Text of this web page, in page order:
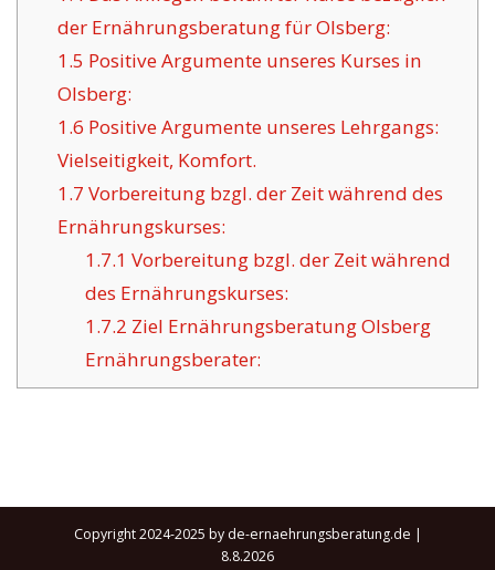
der Ernährungsberatung für Olsberg:
1.5 Positive Argumente unseres Kurses in
Olsberg:
1.6 Positive Argumente unseres Lehrgangs:
Vielseitigkeit, Komfort.
1.7 Vorbereitung bzgl. der Zeit während des
Ernährungskurses:
1.7.1 Vorbereitung bzgl. der Zeit während
des Ernährungskurses:
1.7.2 Ziel Ernährungsberatung Olsberg
Ernährungsberater:
Copyright 2024-2025 by de-ernaehrungsberatung.de |
8.8.2026